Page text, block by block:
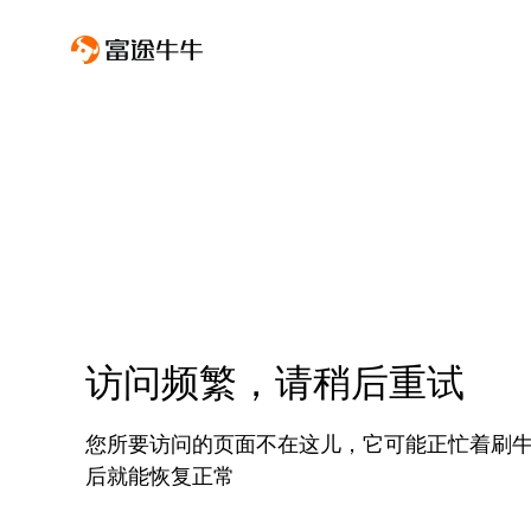
访问频繁，请稍后重试
您所要访问的页面不在这儿，它可能正忙着刷
后就能恢复正常